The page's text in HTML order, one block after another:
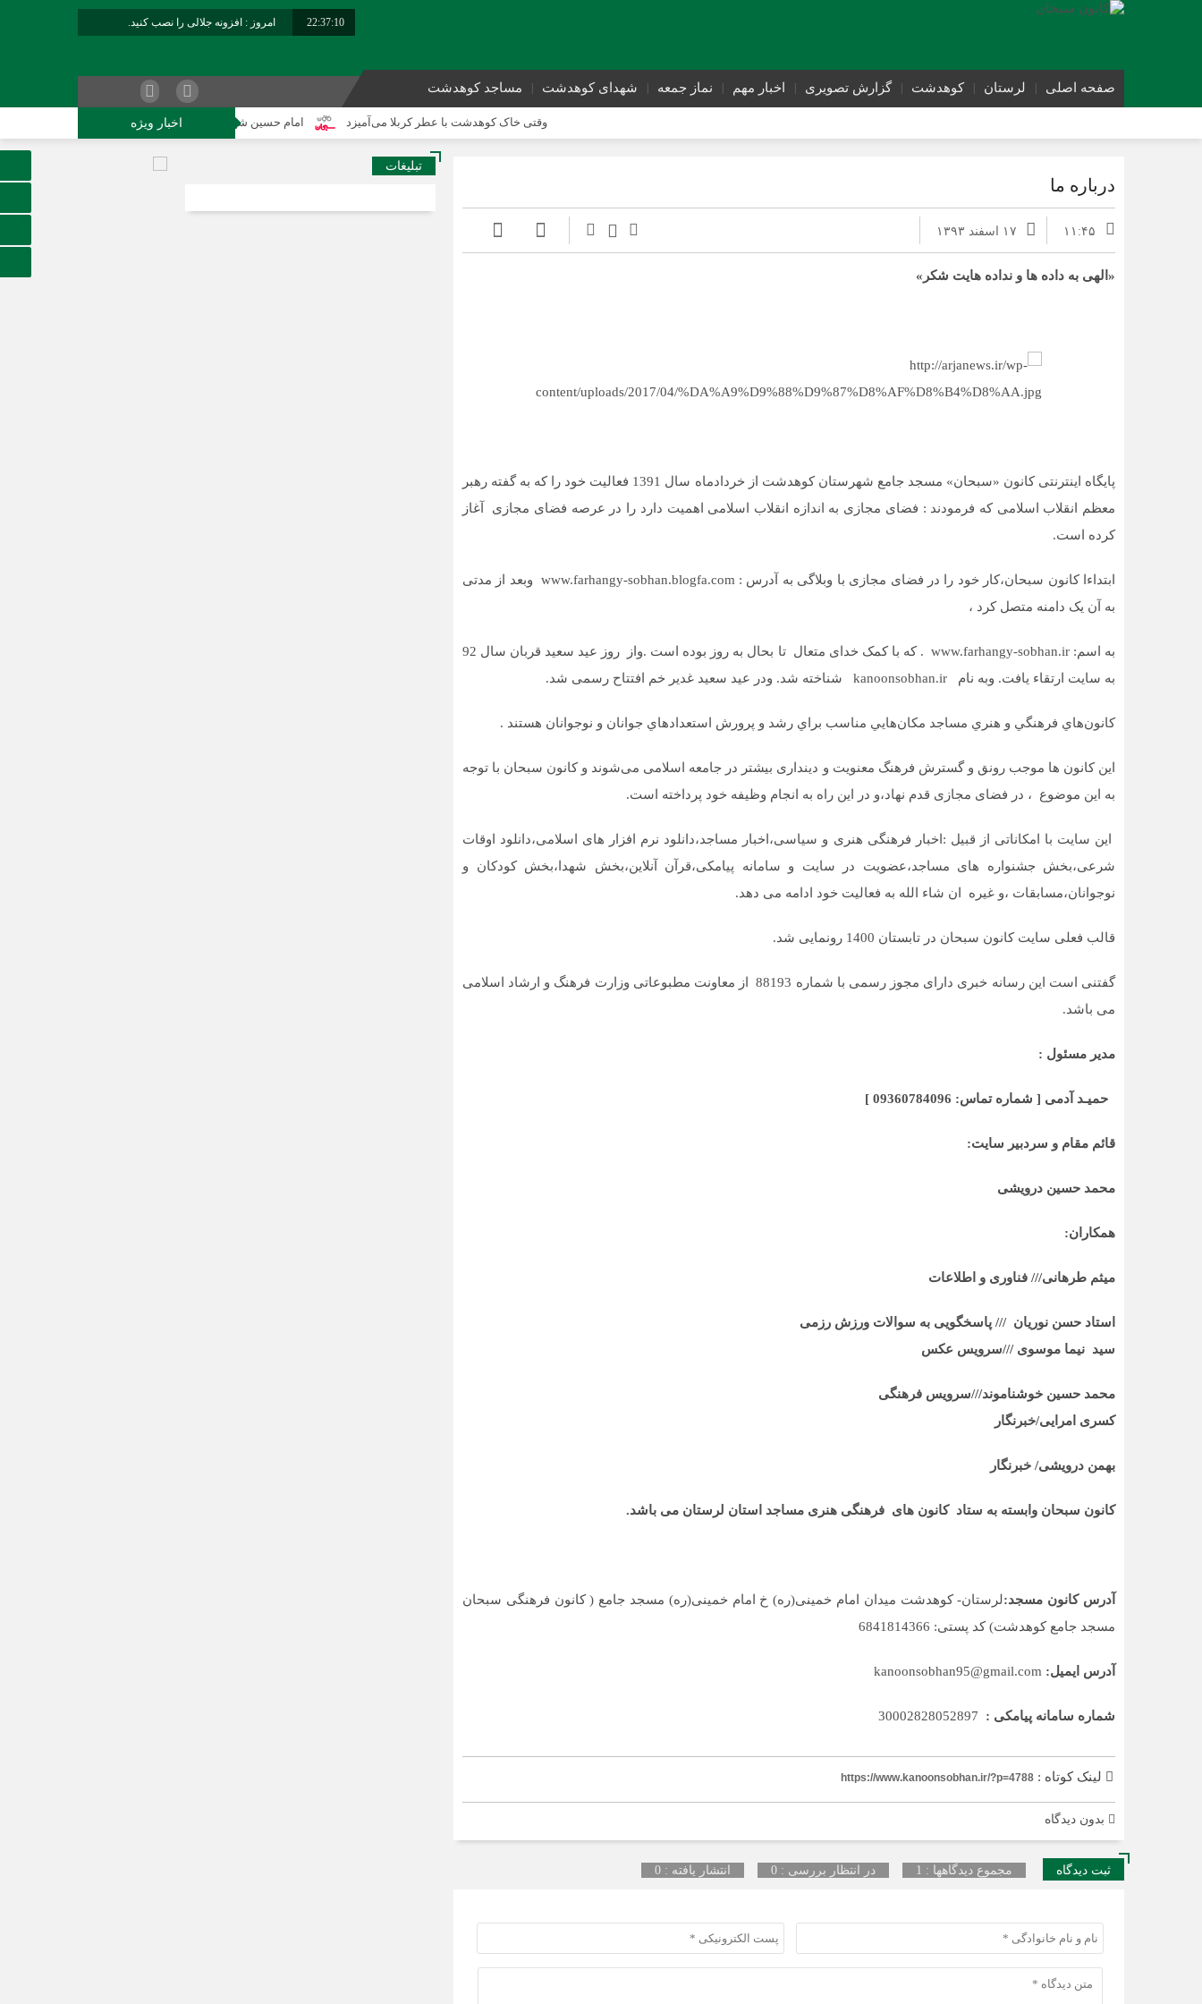
22:37:11 امروز : افزونه جلالی را نصب کنید.
صفحه اصلی لرستان کوهدشت گزارش تصویری اخبار مهم نماز جمعه شهدای کوهدشت مساجد کوهدشت
اخبار ویژه وقتی خاک کوهدشت با عطر کربلا می‌آمیزد امام حسین شهید نماز است هلاکت چهار شرور مسلح وکشف ۷۰۰ کیلوگرم مواد مخدر
درباره ما
۱۱:۴۵ ۱۷ اسفند ۱۳۹۳
«الهی به داده ها و نداده هایت شکر»
پايگاه اينترنتی كانون «سبحان» مسجد جامع شهرستان كوهدشت از خردادماه سال 1391 فعاليت خود را که به گفته رهبر
معظم انقلاب اسلامی که فرمودند : فضای مجازی به اندازه انقلاب اسلامی اهمیت دارد را در عرصه فضای مجازی آغاز
كرده است.
ابتداءا کانون سبحان،کار خود را در فضای مجازی با وبلاگی به آدرس : www.farhangy-sobhan.blogfa.com وبعد از مدتی
به آن یک دامنه متصل کرد ،
به اسم: www.farhangy-sobhan.ir . که با کمک خدای متعال تا بحال به روز بوده است .واز روز عید سعید قربان سال 92
به سایت ارتقاء یافت. وبه نام kanoonsobhan.ir شناخته شد. ودر عید سعید غدیر خم افتتاح رسمی شد.
كانون‌هاي فرهنگي و هنري مساجد مكان‌هايي مناسب براي رشد و پرورش استعدادهاي جوانان و نوجوانان هستند .
این کانون ها موجب رونق و گسترش فرهنگ معنويت و دينداری بيشتر در جامعه اسلامی می‌شوند و كانون سبحان با توجه
به اين موضوع ، در فضای مجازی قدم نهاد،و در این راه به انجام وظیفه خود پرداخته است.
این سایت با امکاناتی از قبیل :اخبار فرهنگی هنری و سیاسی،اخبار مساجد،دانلود نرم افزار های اسلامی،دانلود اوقات
شرعی،بخش جشنواره های مساجد،عضویت در سایت و سامانه پیامکی،قرآن آنلاین،بخش شهدا،بخش کودکان و
نوجوانان،مسابقات ،و غیره ان شاء الله به فعالیت خود ادامه می دهد.
قالب فعلی سایت کانون سبحان در تابستان 1400 رونمایی شد.
گفتنی است این رسانه خبری دارای مجوز رسمی با شماره 88193 از معاونت مطبوعاتی وزارت فرهنگ و ارشاد اسلامی
می باشد.
مدیر مسئول :
حمیـد آدمی [ شماره تماس: 09360784096
]
قائم مقام و سردبیر سایت:
محمد حسین درویشی
همکاران:
میثم طرهانی/// فناوری و اطلاعات
استاد حسن نوریان /// پاسخگویی به سوالات ورزش رزمی
سید نیما موسوی ///سرویس عکس
محمد حسین خوشناموند///سرویس فرهنگی
کسری امرایی/خبرنگار
بهمن درویشی/ خبرنگار
کانون سبحان وابسته به ستاد کانون های فرهنگی هنری مساجد استان لرستان می باشد.
آدرس کانون مسجد:لرستان- کوهدشت میدان امام خمینی(ره) خ امام خمینی(ره) مسجد جامع ( کانون فرهنگی سبحان
مسجد جامع کوهدشت) کد پستی: 6841814366
آدرس ایمیل:
شماره سامانه پیامکی :
لینک کوتاه : https://www.kanoonsobhan.ir/?p=4788
بدون دیدگاه
ثبت دیدگاه مجموع دیدگاهها : 1 در انتظار بررسی : 0 انتشار یافته : 0
تبلیغات